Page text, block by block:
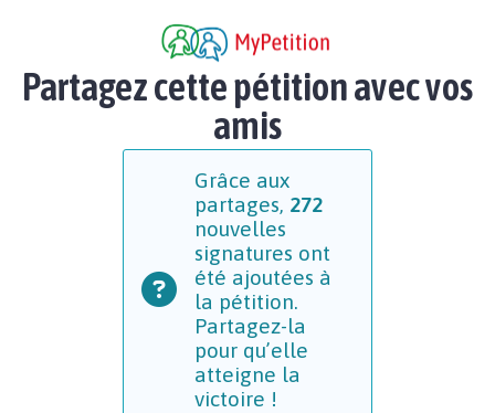
Partagez cette pétition avec vos
amis
Grâce aux
partages, 272
nouvelles
signatures ont
été ajoutées à
la pétition.
Partagez-la
pour qu’elle
atteigne la
victoire !